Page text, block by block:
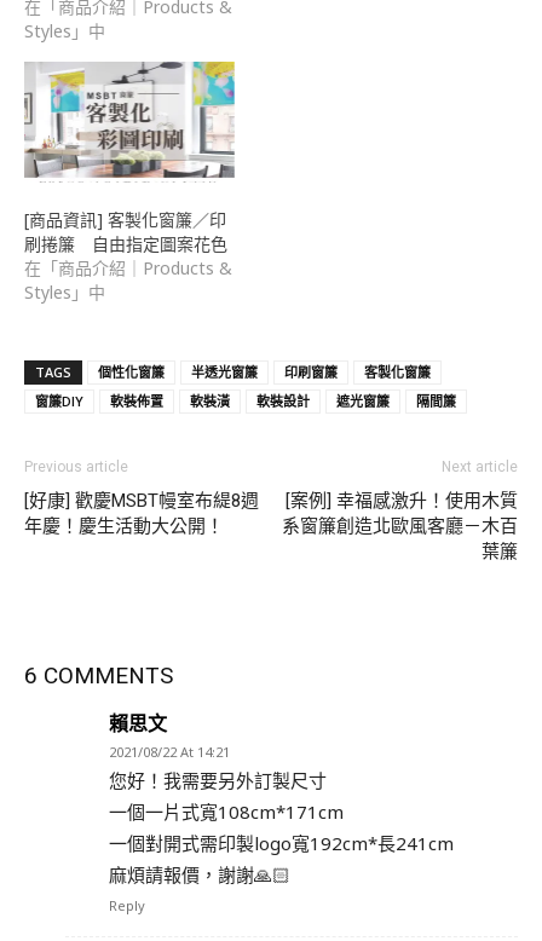
在「商品介紹｜Products &
Styles」中
[商品資訊] 客製化窗簾／印
刷捲簾 自由指定圖案花色
在「商品介紹｜Products &
Styles」中
TAGS 個性化窗簾 半透光窗簾 印刷窗簾
客製化窗簾
窗簾DIY
軟裝佈置 軟裝潢 軟裝設計 遮光窗簾 隔間簾
Previous article
[好康] 歡慶MSBT幔室布緹8週
年慶！慶生活動大公開！
Next article
[案例] 幸福感激升！使用木質
系窗簾創造北歐風客廳－木百
葉簾
6 COMMENTS
賴思文
2021/08/22 At 14:21
您好！我需要另外訂製尺寸
一個一片式寬108cm*171cm
一個對開式需印製logo寬192cm*長241cm
麻煩請報價，謝謝🙏🏻
Reply